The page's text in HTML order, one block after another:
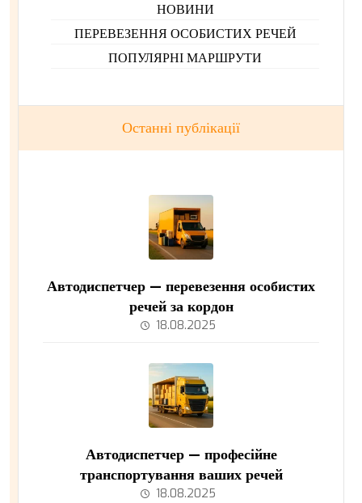
НОВИНИ
ПЕРЕВЕЗЕННЯ ОСОБИСТИХ РЕЧЕЙ
ПОПУЛЯРНІ МАРШРУТИ
Останні публікації
Автодиспетчер — перевезення особистих
речей за кордон
18.08.2025
Автодиспетчер — професійне
транспортування ваших речей
18.08.2025